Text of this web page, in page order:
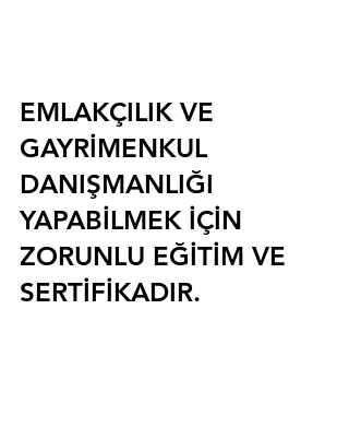
EMLAKÇILIK VE
GAYRİMENKUL
DANIŞMANLIĞI
YAPABİLMEK İÇİN
ZORUNLU EĞİTİM VE
SERTİFİKADIR.